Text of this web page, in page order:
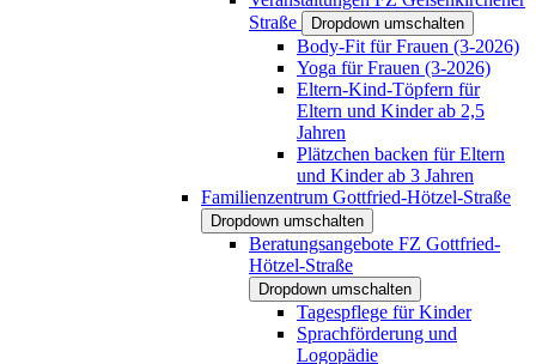
Straße
Dropdown umschalten
Body-Fit für Frauen (3-2026)
Yoga für Frauen (3-2026)
Eltern-Kind-Töpfern für
Eltern und Kinder ab 2,5
Jahren
Plätzchen backen für Eltern
und Kinder ab 3 Jahren
Familienzentrum Gottfried-Hötzel-Straße
Dropdown umschalten
Beratungsangebote FZ Gottfried-
Hötzel-Straße
Dropdown umschalten
Tagespflege für Kinder
Sprachförderung und
Logopädie